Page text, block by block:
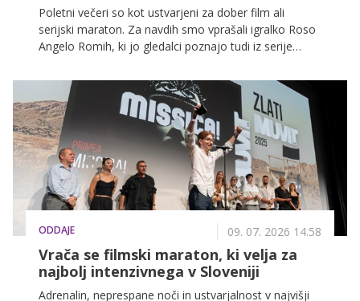
Poletni večeri so kot ustvarjeni za dober film ali
serijski maraton. Za navdih smo vprašali igralko Roso
Angelo Romih, ki jo gledalci poznajo tudi iz serije
in pojasnila, zakaj se vedno znova vrača prav k tem
zgodbam.
ODDAJE 09. 07. 2026 14.58
Vrača se filmski maraton, ki velja za
najbolj intenzivnega v Sloveniji
Adrenalin, neprespane noči in ustvarjalnost v najvišji